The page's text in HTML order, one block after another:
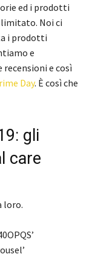
ed i prodotti
Noi ci
i prodotti
e
e così
Day. È così che
gli
care
loro.